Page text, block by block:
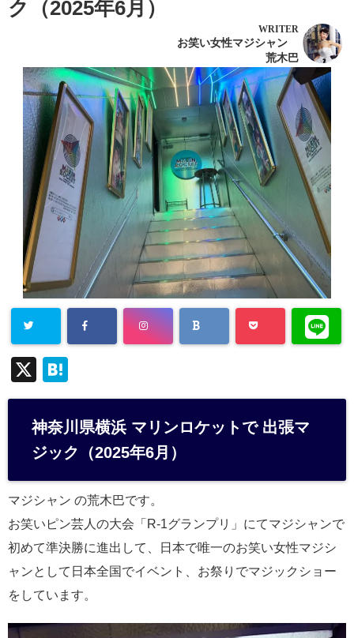
ク（2025年6月）
WRITER
お笑い女性マジシャン
荒木巴
X
at
e
n
神奈川県横浜 マリンロケットで 出張マ
ジック（2025年6月）
マジシャン の荒木巴です。
お笑いピン芸人の大会「R-1グランプリ」にてマジシャンで
初めて準決勝に進出して、日本で唯一のお笑い女性マジシ
ャンとして日本全国でイベント、お祭りでマジックショー
をしています。